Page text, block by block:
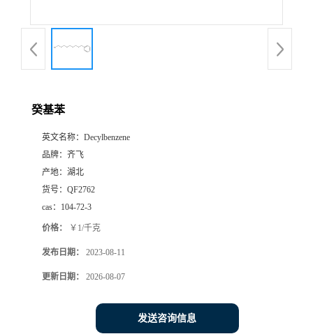
联
系
癸基苯
英文名称： Decylbenzene
品牌： 齐飞
产地： 湖北
货号： QF2762
cas： 104-72-3
价格： ￥1/千克
发布日期： 2023-08-11
更新日期： 2026-08-07
发送咨询信息